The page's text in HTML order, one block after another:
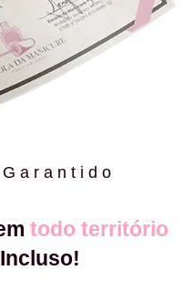
todo território
Incluso!